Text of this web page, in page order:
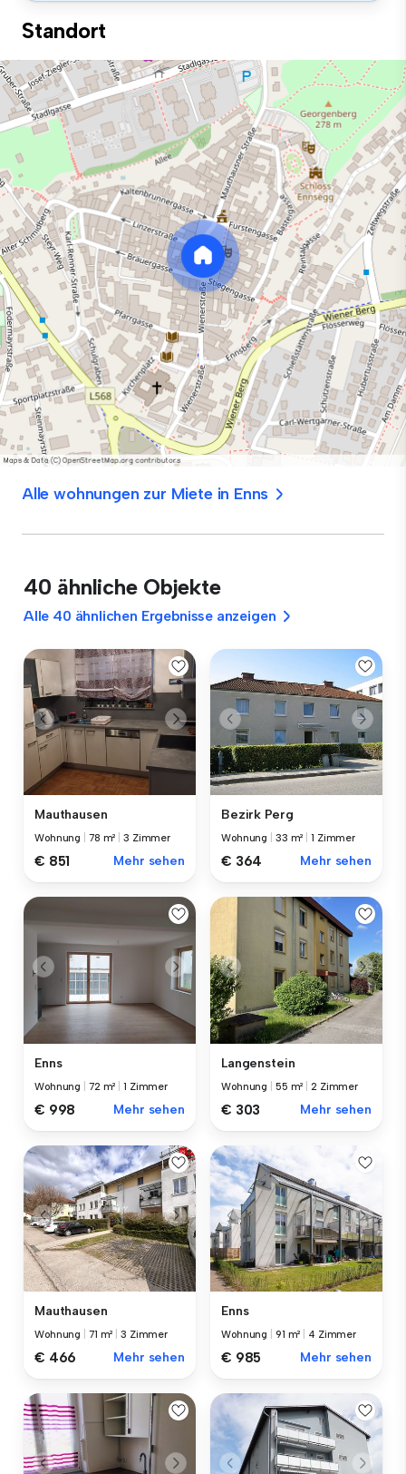
Standort
Alle wohnungen zur Miete in Enns
40 ähnliche Objekte
Alle 40 ähnlichen Ergebnisse anzeigen
Mauthausen
Wohnung 78 m² |3 Zimmer
€ 851 Mehr sehen
Bezirk Perg
Wohnung 33 m² |1 Zimmer
€ 364 Mehr sehen
Enns
Wohnung 72 m² |1 Zimmer
€ 998 Mehr sehen
Langenstein
Wohnung 55 m² |2 Zimmer
€ 303 Mehr sehen
Mauthausen
Wohnung 71 m² |3 Zimmer
€ 466 Mehr sehen
Enns
Wohnung 91 m² 4 Zimmer
€ 985 Mehr sehen